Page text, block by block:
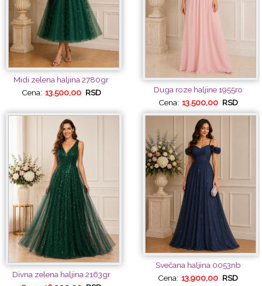
Midi zelena haljina 2780gr
Cena: 13.500,00 RSD
Duga roze haljine 1955ro
Cena: 13.500,00 RSD
Divna zelena haljina 2163gr
Svečana haljina 0053nb
Cena: 13.900,00 RSD